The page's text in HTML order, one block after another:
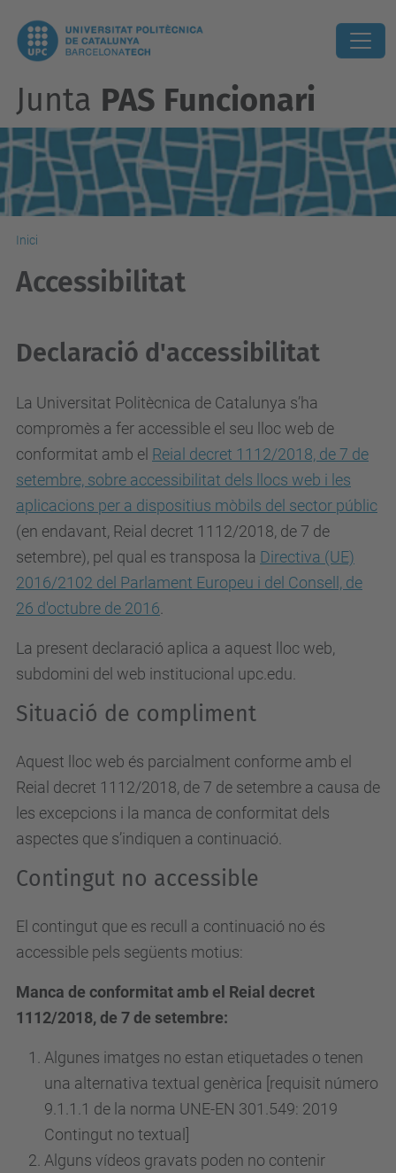
Junta PAS Funcionari
Inici
Accessibilitat
Declaració d'accessibilitat
La Universitat Politècnica de Catalunya s’ha
compromès a fer accessible el seu lloc web de
conformitat amb el Reial decret 1112/2018, de 7 de
setembre, sobre accessibilitat dels llocs web i les
aplicacions per a dispositius mòbils del sector públic
(en endavant, Reial decret 1112/2018, de 7 de
setembre), pel qual es transposa la Directiva (UE)
2016/2102 del Parlament Europeu i del Consell, de
26 d'octubre de 2016
La present declaració aplica a aquest lloc web,
subdomini del web institucional upc.edu.
Situació de compliment
Aquest lloc web és parcialment conforme amb el
Reial decret 1112/2018, de 7 de setembre a causa de
les excepcions i la manca de conformitat dels
aspectes que s’indiquen a continuació.
Contingut no accessible
El contingut que es recull a continuació no és
accessible pels següents motius:
Manca de conformitat amb el Reial decret
1112/2018, de 7 de setembre:
Algunes imatges no estan etiquetades o tenen
una alternativa textual genèrica [requisit número
9.1.1.1 de la norma UNE-EN 301.549: 2019
Contingut no textual]
Alguns vídeos gravats poden no contenir